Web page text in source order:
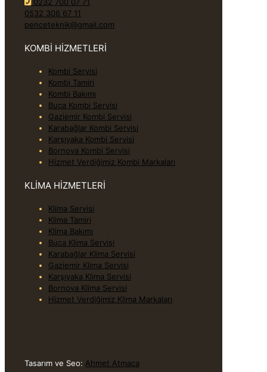
0532 306 67 11
penceteknik@gmail.com
KOMBİ HİZMETLERİ
Kombi Servisi
Kombi Tamiri
Kombi Bakımı
Buca Kombi Servisi
Gaziemir Kombi Servisi
Karabağlar Kombi Servisi
Karşıyaka Kombi Servisi
Bornova Kombi Servisi
Hizmet Verdiğimiz Kombi Markaları
KLİMA HİZMETLERİ
Klima Servisi
Klima Tamiri
Klima Bakımı
Buca Klima Servisi
Karabağlar Klima Servisi
Gaziemir Klima Servisi
Karşıyaka Klima Servisi
Bornova Klima Servisi
Hizmet Verdiğimiz Klima Markaları
Tasarım ve Seo: Ahmet Atmaca